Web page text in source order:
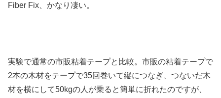
Fiber Fix、かなり凄い。
実験で通常の市販粘着テープと比較。市販の粘着テープで
2本の木材をテープで35回巻いて縦につなぎ、つないだ木
材を横にして50kgの人が乗ると簡単に折れたのですが、